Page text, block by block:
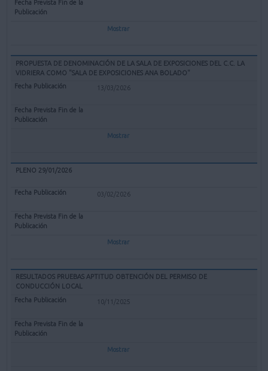
Mostrar
PROPUESTA DE DENOMINACIÓN DE LA SALA DE EXPOSICIONES DEL C.C. LA
VIDRIERA COMO "SALA DE EXPOSICIONES ANA BOLADO"
13/03/2026
Mostrar
PLENO 29/01/2026
03/02/2026
Mostrar
RESULTADOS PRUEBAS APTITUD OBTENCIÓN DEL PERMISO DE
CONDUCCIÓN LOCAL
10/11/2025
Mostrar